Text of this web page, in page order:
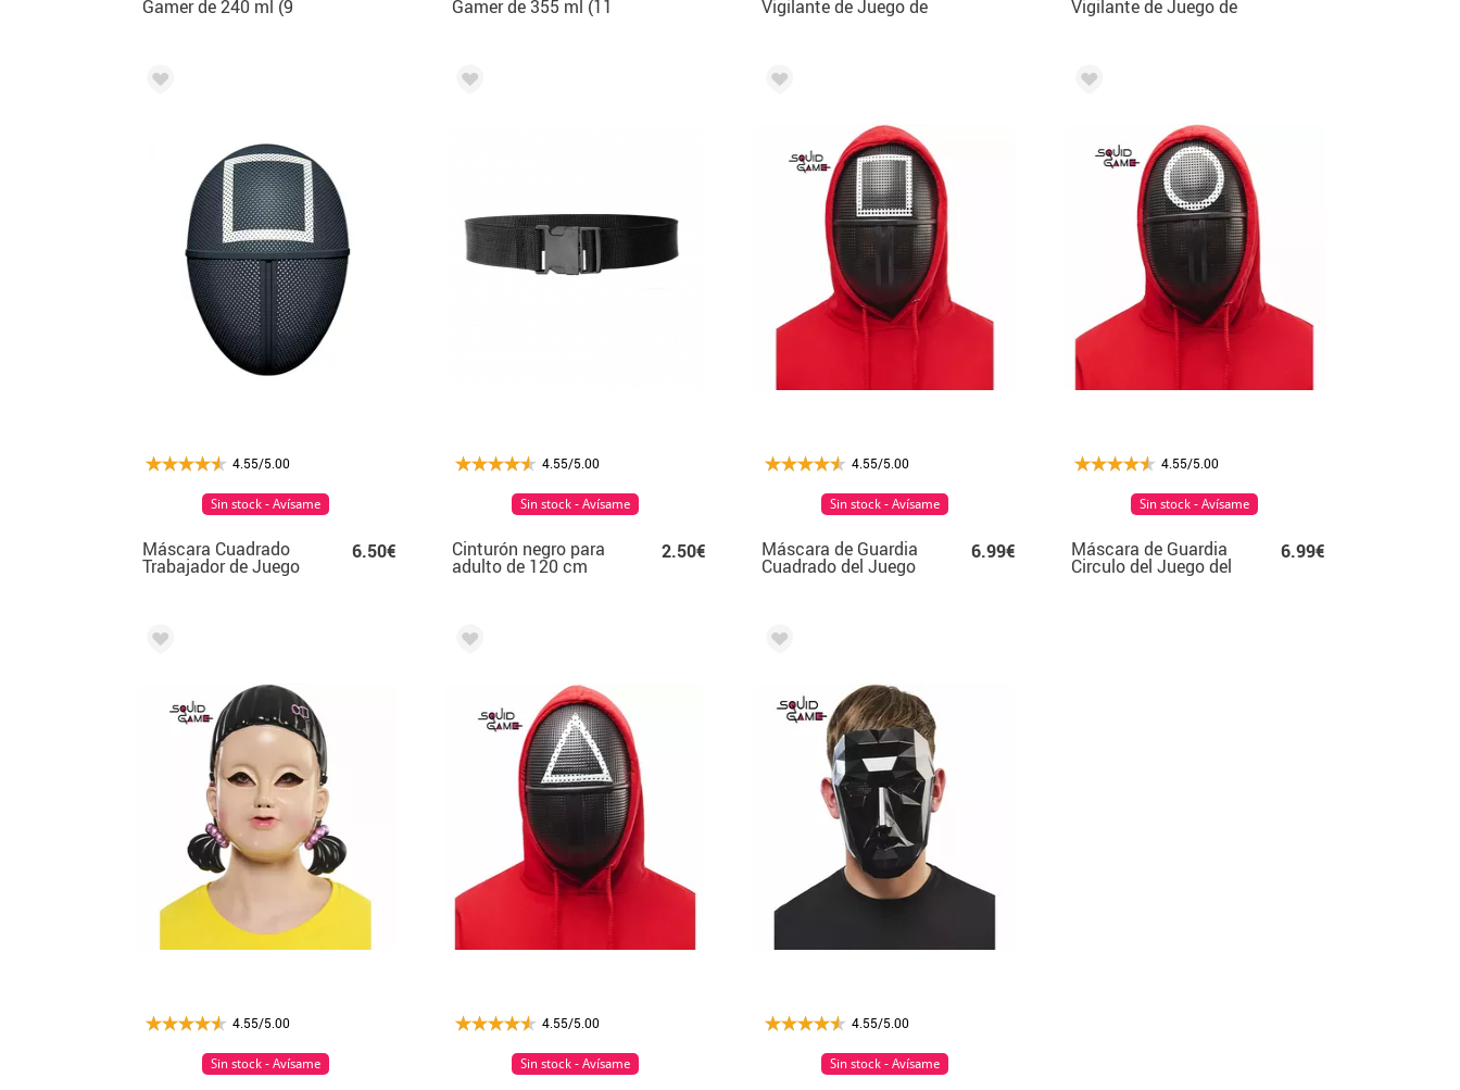
Gamer de 240 ml (9 Gamer de 355 ml (11 Vigilante de Juego de
PVC Infantil
Vigilante de Juego de
PVC Infantil
4.55/5.00
Máscara Cuadrado
Trabajador de Juego
6.50€
Sin stock - Avísame
4.55/5.00
Cinturón negro para
adulto de 120 cm
2.50€
Sin stock - Avísame
4.55/5.00
Máscara de Guardia
Cuadrado del Juego
6.99€
Sin stock - Avísame
4.55/5.00
Máscara de Guardia
Circulo del Juego del
6.99€
Sin stock - Avísame
4.55/5.00
Sin stock - Avísame
4.55/5.00
Sin stock - Avísame
4.55/5.00
Sin stock - Avísame